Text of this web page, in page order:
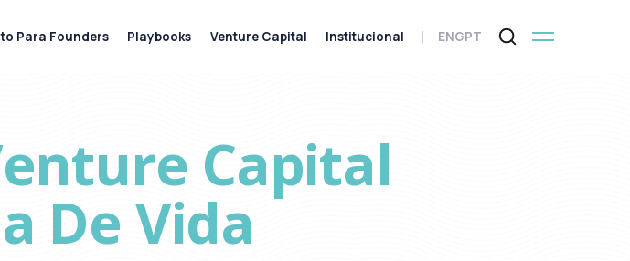
Capital
De Vida
Para Founders Playbooks Venture Capital Institucional ENGPT